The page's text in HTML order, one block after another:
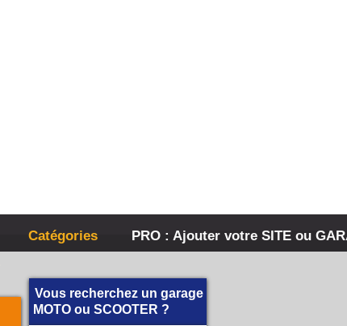
Catégories PRO : Ajouter votre SITE ou
Vous recherchez un garage
MOTO ou SCOOTER ?